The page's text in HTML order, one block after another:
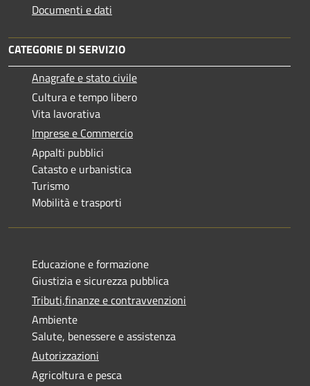
Documenti e dati
CATEGORIE DI SERVIZIO
Anagrafe e stato civile
Cultura e tempo libero
Vita lavorativa
Imprese e Commercio
Appalti pubblici
Catasto e urbanistica
Turismo
Mobilità e trasporti
Educazione e formazione
Giustizia e sicurezza pubblica
Tributi,finanze e contravvenzioni
Ambiente
Salute, benessere e assistenza
Autorizzazioni
Agricoltura e pesca